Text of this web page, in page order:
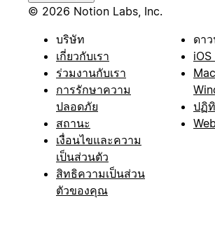
© 2026 Notion Labs, Inc.
บริษัท
เกี่ยวกับเรา
ร่วมงานกับเรา
การรักษาความ
ปลอดภัย
สถานะ
เงื่อนไขและความ
เป็นส่วนตัว
สิทธิความเป็นส่วน
ตัวของคุณ
ดา
ปฏิ